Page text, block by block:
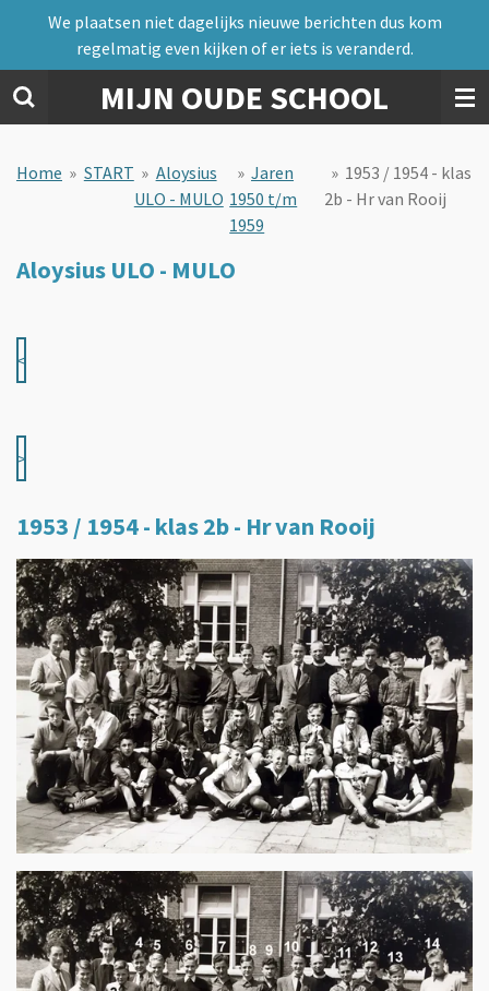
naar
de
hoofdinhoud
MIJN OUDE SCHOOL
We plaatsen niet dagelijks nieuwe berichten dus kom
regelmatig even kijken of er iets is veranderd.
Home » START » Aloysius
ULO - MULO
» Jaren
1950 t/m
1959
» 1953 / 1954 - klas
2b - Hr van Rooij
Aloysius ULO - MULO
<
>
1953 / 1954 - klas 2b - Hr van Rooij